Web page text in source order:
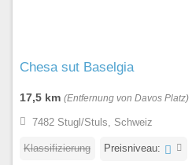
Chesa sut Baselgia
17,5 km (Entfernung von Davos Platz)
7482 Stugl/Stuls, Schweiz
Klassifizierung Preisniveau: